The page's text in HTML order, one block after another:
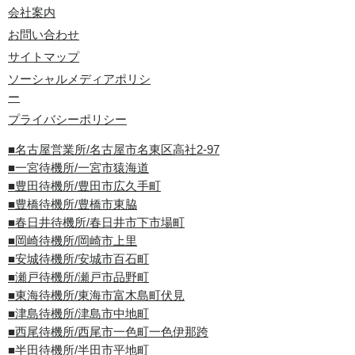
会社案内
お問い合わせ
サイトマップ
ソーシャルメディアポリシ
ー
プライバシーポリシー
■名古屋営業所/名古屋市名東区高社2-97
■一宮待機所/一宮市猿海道
■豊田待機所/豊田市広久手町
■豊橋待機所/豊橋市東脇
■春日井待機所/春日井市下市場町
■岡崎待機所/岡崎市上里
■安城待機所/安城市百石町
■瀬戸待機所/瀬戸市品野町
■東海待機所/東海市富木島町伏見
■津島待機所/津島市中地町
■西尾待機所/西尾市一色町一色伊那跨
■半田待機所/半田市平地町